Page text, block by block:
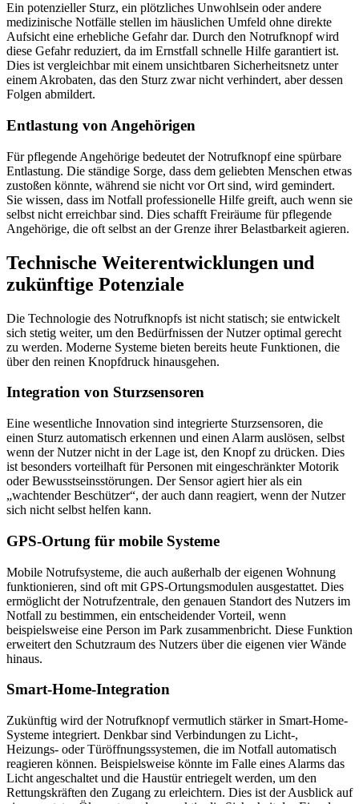
Ein potenzieller Sturz, ein plötzliches Unwohlsein oder andere
medizinische Notfälle stellen im häuslichen Umfeld ohne direkte
Aufsicht eine erhebliche Gefahr dar. Durch den Notrufknopf wird
diese Gefahr reduziert, da im Ernstfall schnelle Hilfe garantiert ist.
Dies ist vergleichbar mit einem unsichtbaren Sicherheitsnetz unter
einem Akrobaten, das den Sturz zwar nicht verhindert, aber dessen
Folgen abmildert.
Entlastung von Angehörigen
Für pflegende Angehörige bedeutet der Notrufknopf eine spürbare
Entlastung. Die ständige Sorge, dass dem geliebten Menschen etwas
zustoßen könnte, während sie nicht vor Ort sind, wird gemindert.
Sie wissen, dass im Notfall professionelle Hilfe greift, auch wenn sie
selbst nicht erreichbar sind. Dies schafft Freiräume für pflegende
Angehörige, die oft selbst an der Grenze ihrer Belastbarkeit agieren.
Technische Weiterentwicklungen und
zukünftige Potenziale
Die Technologie des Notrufknopfs ist nicht statisch; sie entwickelt
sich stetig weiter, um den Bedürfnissen der Nutzer optimal gerecht
zu werden. Moderne Systeme bieten bereits heute Funktionen, die
über den reinen Knopfdruck hinausgehen.
Integration von Sturzsensoren
Eine wesentliche Innovation sind integrierte Sturzsensoren, die
einen Sturz automatisch erkennen und einen Alarm auslösen, selbst
wenn der Nutzer nicht in der Lage ist, den Knopf zu drücken. Dies
ist besonders vorteilhaft für Personen mit eingeschränkter Motorik
oder Bewusstseinsstörungen. Der Sensor agiert hier als ein
„wachtender Beschützer“, der auch dann reagiert, wenn der Nutzer
sich nicht selbst helfen kann.
GPS-Ortung für mobile Systeme
Mobile Notrufsysteme, die auch außerhalb der eigenen Wohnung
funktionieren, sind oft mit GPS-Ortungsmodulen ausgestattet. Dies
ermöglicht der Notrufzentrale, den genauen Standort des Nutzers im
Notfall zu bestimmen, ein entscheidender Vorteil, wenn
beispielsweise eine Person im Park zusammenbricht. Diese Funktion
erweitert den Schutzraum des Nutzers über die eigenen vier Wände
hinaus.
Smart-Home-Integration
Zukünftig wird der Notrufknopf vermutlich stärker in Smart-Home-
Systeme integriert. Denkbar sind Verbindungen zu Licht-,
Heizungs- oder Türöffnungssystemen, die im Notfall automatisch
reagieren können. Beispielsweise könnte im Falle eines Alarms das
Licht angeschaltet und die Haustür entriegelt werden, um den
Rettungskräften den Zugang zu erleichtern. Dies ist der Ausblick auf